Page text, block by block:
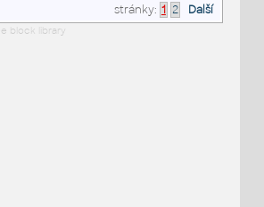
stránky: 1 2 Další
block library